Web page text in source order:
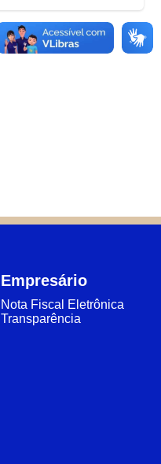
Empresário
Nota Fiscal Eletrônica
Transparência